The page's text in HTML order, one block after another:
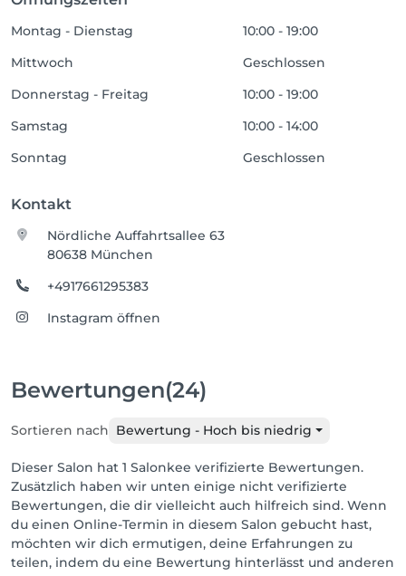
Montag - Dienstag
10:00 - 19:00
Mittwoch
Geschlossen
Donnerstag - Freitag
10:00 - 19:00
Samstag
10:00 - 14:00
Sonntag
Geschlossen
Kontakt
Nördliche Auffahrtsallee 63
80638 München
+4917661295383
Instagram öffnen
Bewertungen(24)
Sortieren nach Bewertung - Hoch bis niedrig
Dieser Salon hat 1 Salonkee verifizierte Bewertungen.
Zusätzlich haben wir unten einige nicht verifizierte
Bewertungen, die dir vielleicht auch hilfreich sind. Wenn
du einen Online-Termin in diesem Salon gebucht hast,
möchten wir dich ermutigen, deine Erfahrungen zu
teilen, indem du eine Bewertung hinterlässt und anderen